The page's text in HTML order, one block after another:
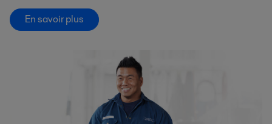
En savoir plus